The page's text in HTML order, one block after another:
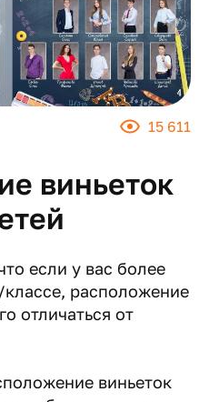
15 611
виньеток
если у вас более
расположение
отличаться от
виньеток